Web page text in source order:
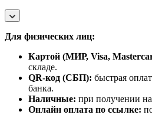
Для физических лиц:
Картой (МИР, Visa,
складе.
QR-код (СБП): быстрая
банка.
Наличные: при получении на
Онлайн оплата по ссылке: